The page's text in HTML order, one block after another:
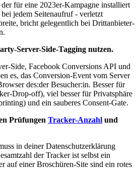
für eine 2023er-Kampagne installiert
jedem Seitenaufruf - verletzt
bricht gelegentlich bei Drittanbieter-
Server-Side-Tagging nutzen.
Side, Facebook Conversions API und
es, das Conversion-Event vom Server
des:der Besucher:in. Besser für
Drop-off), viel besser für Privatsphäre
und ein sauberes Consent-Gate.
Prüfungen Tracker-Anzahl und
in deiner Datenschutzerklärung
der Tracker ist selbst ein
auf einer Broschüren-Site sind ein rotes